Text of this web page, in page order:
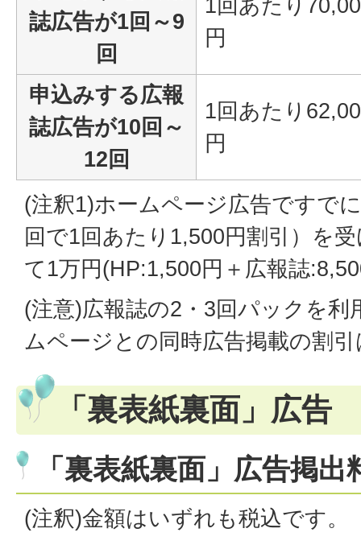
誌広告が1回～9
回
1回あたり
円
申込みする広報
誌広告が10回～
12回
1回あたり
円
(注釈1)ホームページ広告ですで
回で1回あたり1,500円割引）を
て1万円(HP:1,500円＋広報誌
(注意)広報誌の2・3回パックを利
ムページとの同時広告掲載の割
「裏表紙裏面」広告
「裏表紙裏面」広告掲
(注釈)金額はいずれも税込です。